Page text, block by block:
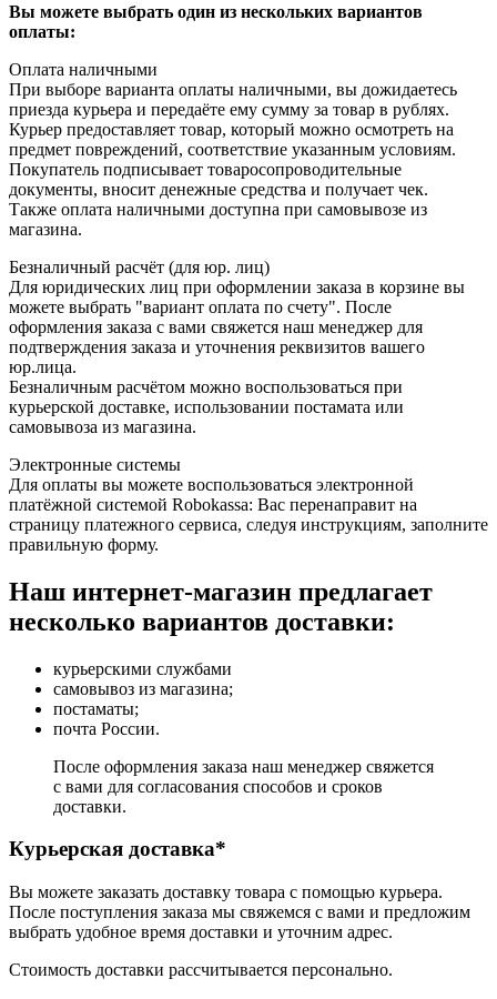
Вы можете выбрать один из нескольких вариантов
оплаты:
Оплата наличными
При выборе варианта оплаты наличными, вы дожидаетесь
приезда курьера и передаёте ему сумму за товар в рублях.
Курьер предоставляет товар, который можно осмотреть на
предмет повреждений, соответствие указанным условиям.
Покупатель подписывает товаросопроводительные
документы, вносит денежные средства и получает чек.
Также оплата наличными доступна при самовывозе из
магазина.
Безналичный расчёт (для юр. лиц)
Для юридических лиц при оформлении заказа в корзине вы
можете выбрать "вариант оплата по счету". После
оформления заказа с вами свяжется наш менеджер для
подтверждения заказа и уточнения реквизитов вашего
юр.лица.
Безналичным расчётом можно воспользоваться при
курьерской доставке, использовании постамата или
самовывоза из магазина.
Электронные системы
Для оплаты вы можете воспользоваться электронной
платёжной системой Robokassa: Вас перенаправит на
страницу платежного сервиса, следуя инструкциям, заполните
правильную форму.
Наш интернет-магазин предлагает
несколько вариантов доставки:
курьерскими службами
самовывоз из магазина;
постаматы;
почта России.
После оформления заказа наш менеджер свяжется
с вами для согласования способов и сроков
доставки.
Курьерская доставка*
Вы можете заказать доставку товара с помощью курьера.
После поступления заказа мы свяжемся с вами и предложим
выбрать удобное время доставки и уточним адрес.
Стоимость доставки рассчитывается персонально.